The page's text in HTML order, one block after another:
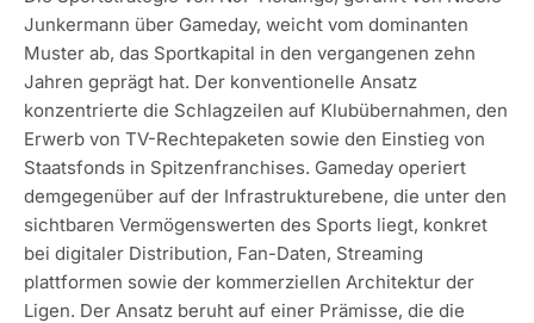
Junkermann über Gameday, weicht vom dominanten
Muster ab, das Sportkapital in den vergangenen zehn
Jahren geprägt hat. Der konventionelle Ansatz
konzentrierte die Schlagzeilen auf Klubübernahmen, den
Erwerb von TV-Rechtepaketen sowie den Einstieg von
Staatsfonds in Spitzenfranchises. Gameday operiert
demgegenüber auf der Infrastrukturebene, die unter den
sichtbaren Vermögenswerten des Sports liegt, konkret
bei digitaler Distribution, Fan-Daten, Streaming
plattformen sowie der kommerziellen Architektur der
Ligen. Der Ansatz beruht auf einer Prämisse, die die